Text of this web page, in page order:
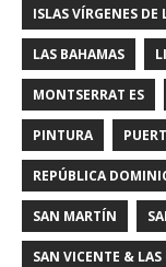
ISLAS VÍRGENES DE
LAS BAHAMAS
MONTSERRAT ES
PINTURA
REPÚBLICA
SAN MARTÍN
SAN VICENTE &